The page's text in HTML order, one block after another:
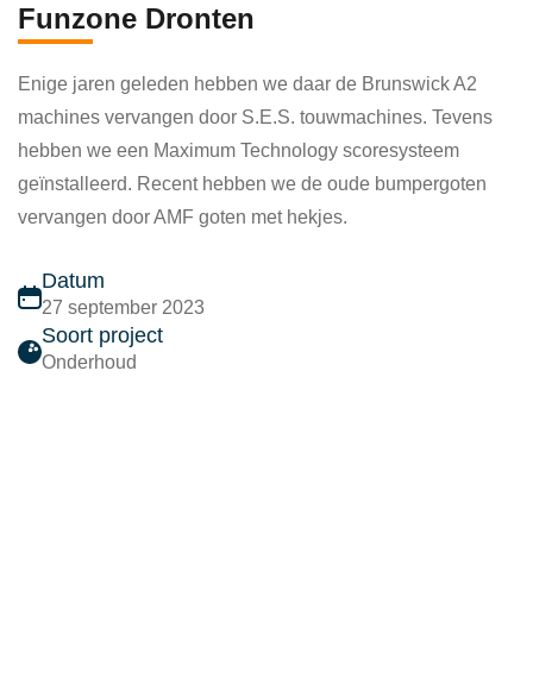
Funzone Dronten
Enige jaren geleden hebben we daar de Brunswick A2
machines vervangen door S.E.S. touwmachines. Tevens
hebben we een Maximum Technology scoresysteem
geïnstalleerd. Recent hebben we de oude bumpergoten
vervangen door AMF goten met hekjes.
Datum
27 september 2023
Soort project
Onderhoud